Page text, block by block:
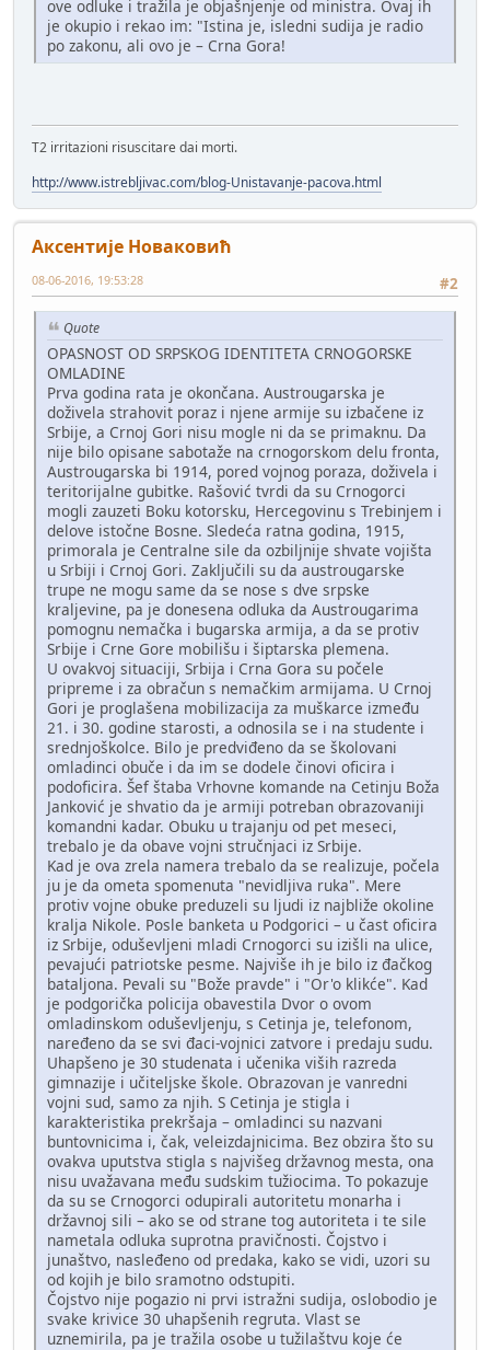
ove odluke i tražila je objašnjenje od ministra. Ovaj ih
je okupio i rekao im: "Istina je, isledni sudija je radio
po zakonu, ali ovo je – Crna Gora!
T2 irritazioni risuscitare dai morti.
http://www.istrebljivac.com/blog-Unistavanje-pacova.html
Аксентије Новаковић
#2
08-06-2016, 19:53:28
Quote
OPASNOST OD SRPSKOG IDENTITETA CRNOGORSKE
OMLADINE
Prva godina rata je okončana. Austrougarska je
doživela strahovit poraz i njene armije su izbačene iz
Srbije, a Crnoj Gori nisu mogle ni da se primaknu. Da
nije bilo opisane sabotaže na crnogorskom delu fronta,
Austrougarska bi 1914, pored vojnog poraza, doživela i
teritorijalne gubitke. Rašović tvrdi da su Crnogorci
mogli zauzeti Boku kotorsku, Hercegovinu s Trebinjem i
delove istočne Bosne. Sledeća ratna godina, 1915,
primorala je Centralne sile da ozbiljnije shvate vojišta
u Srbiji i Crnoj Gori. Zaključili su da austrougarske
trupe ne mogu same da se nose s dve srpske
kraljevine, pa je donesena odluka da Austrougarima
pomognu nemačka i bugarska armija, a da se protiv
Srbije i Crne Gore mobilišu i šiptarska plemena.
U ovakvoj situaciji, Srbija i Crna Gora su počele
pripreme i za obračun s nemačkim armijama. U Crnoj
Gori je proglašena mobilizacija za muškarce između
21. i 30. godine starosti, a odnosila se i na studente i
srednjoškolce. Bilo je predviđeno da se školovani
omladinci obuče i da im se dodele činovi oficira i
podoficira. Šef štaba Vrhovne komande na Cetinju Boža
Janković je shvatio da je armiji potreban obrazovaniji
komandni kadar. Obuku u trajanju od pet meseci,
trebalo je da obave vojni stručnjaci iz Srbije.
Kad je ova zrela namera trebalo da se realizuje, počela
ju je da ometa spomenuta "nevidljiva ruka". Mere
protiv vojne obuke preduzeli su ljudi iz najbliže okoline
kralja Nikole. Posle banketa u Podgorici – u čast oficira
iz Srbije, oduševljeni mladi Crnogorci su izišli na ulice,
pevajući patriotske pesme. Najviše ih je bilo iz đačkog
bataljona. Pevali su "Bože pravde" i "Or'o klikće". Kad
je podgorička policija obavestila Dvor o ovom
omladinskom oduševljenju, s Cetinja je, telefonom,
naređeno da se svi đaci-vojnici zatvore i predaju sudu.
Uhapšeno je 30 studenata i učenika viših razreda
gimnazije i učiteljske škole. Obrazovan je vanredni
vojni sud, samo za njih. S Cetinja je stigla i
karakteristika prekršaja – omladinci su nazvani
buntovnicima i, čak, veleizdajnicima. Bez obzira što su
ovakva uputstva stigla s najvišeg državnog mesta, ona
nisu uvažavana među sudskim tužiocima. To pokazuje
da su se Crnogorci odupirali autoritetu monarha i
državnoj sili – ako se od strane tog autoriteta i te sile
nametala odluka suprotna pravičnosti. Čojstvo i
junaštvo, nasleđeno od predaka, kako se vidi, uzori su
od kojih je bilo sramotno odstupiti.
Čojstvo nije pogazio ni prvi istražni sudija, oslobodio je
svake krivice 30 uhapšenih regruta. Vlast se
uznemirila, pa je tražila osobe u tužilaštvu koje će